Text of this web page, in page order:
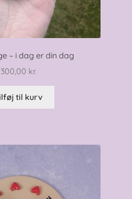
– i dag er din dag
300,00 kr.
til kurv